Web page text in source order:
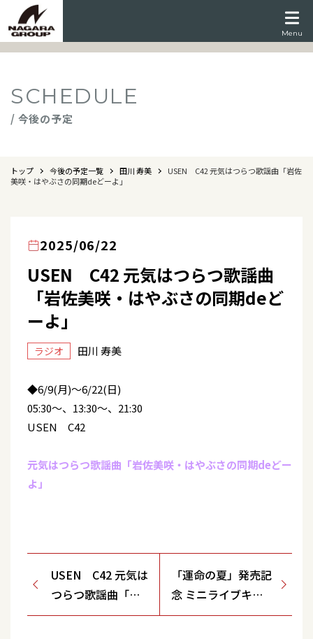
Menu
SCHEDULE
/ 今後の予定
トップ 今後の予定一覧 田川 寿美
USEN C42 元気はつらつ歌謡曲「岩佐
美咲・はやぶさの同期deどーよ」
2025/06/22
USEN C42 元気はつらつ歌謡曲
「岩佐美咲・はやぶさの同期deど
ーよ」
ラジオ 田川 寿美
◆6/9(月)～6/22(日)
05:30～、13:30～、21:30
USEN C42
元気はつらつ歌謡曲「岩佐美咲・はやぶさの同期deどー
よ」
USEN C42 元気は
つらつ歌謡曲「岩
佐美咲・はやぶさ
「運命の夏」発売記
念 ミニライブキャ
ンペーン【ミュージ